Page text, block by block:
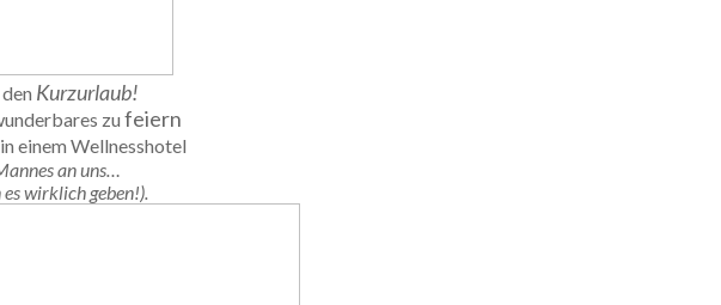
Kurzurlaub!
zu feiern
in einem Wellnesshotel
an uns…
wirklich geben!).